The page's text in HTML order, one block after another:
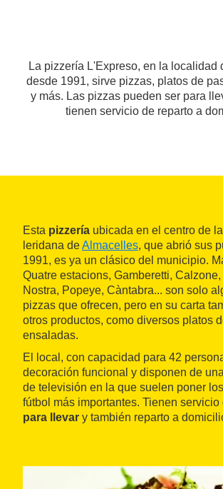
La pizzería L'Expreso, en la localidad
desde 1991, sirve pizzas, platos de
y más. Las pizzas pueden ser para
tienen servicio de reparto a
Esta pizzería ubicada en el centro de
leridana deAlmacelles, que abrió sus
1991, es ya un clásico del municipio.
Quatre estacions, Gamberetti,
Nostra, Popeye, Càntabra... son solo
pizzas que ofrecen, pero en su carta
otros productos, como diversos platos
ensaladas.
El local, con capacidad para 42
decoración funcional y disponen de
de televisión en la que suelen poner
fútbol más importantes. Tienen servicio
para llevar y también reparto a